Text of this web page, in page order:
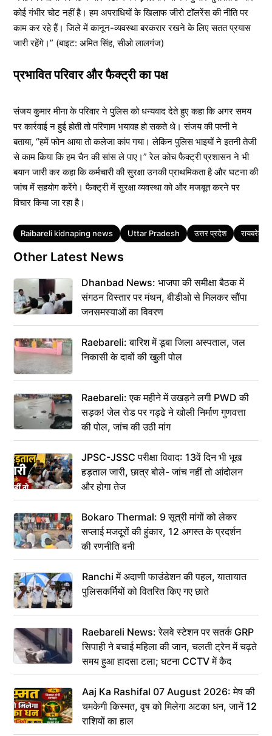
कोई गंभीर चोट नहीं है। हम अपराधियों के खिलाफ जीरो टॉलरेंस की नीति पर
काम कर रहे हैं। जिले में कानून-व्यवस्था बरकरार रखने के लिए सतत प्रयास
जारी रहेंगे।” (बाइट: अमित सिंह, सीओ लालगंज)
प्रभावित परिवार और फैक्ट्री का पक्ष
संजय कुमार मीना के परिवार ने पुलिस को धन्यवाद देते हुए कहा कि अगर समय
पर कार्रवाई न हुई होती तो परिणाम भयावह हो सकते थे। संजय की पत्नी ने
बताया, “हमें फोन आया तो कलेजा कांप गया। लेकिन पुलिस भाइयों ने इतनी तेजी
से काम किया कि हम चैन की सांस ले पाए।” रेल कोच फैक्ट्री प्रशासन ने भी
बयान जारी कर कहा कि कर्मचारी की सुरक्षा उनकी प्राथमिकता है और घटना की
जांच में सहयोग करेंगे। फैक्ट्री में सुरक्षा व्यवस्था को और मजबूत करने पर
विचार किया जा रहा है।
Tags
Raibareli kidnaping news Uttar Pradesh उत्तर प्रदेश रायबरेली
Other Latest News
Dhanbad News: भाजपा की समीक्षा बैठक में
संगठन विस्तार पर मंथन, बीडीओ से मिलकर सौंपा
जनसमस्याओं का विवरण
Raebareli: बारिश में डूबा जिला अस्पताल, जल
निकासी के दावों की खुली पोल
Raebareli: एक महीने में उखड़ने लगी PWD की
सड़क! जेल रोड पर गड्ढे ने खोली निर्माण गुणवत्ता
की पोल, जांच की उठी मांग
JPSC-JSSC परीक्षा विवाद: 13वें दिन भी भूख
हड़ताल जारी, छात्र बोले- जांच नहीं तो आंदोलन
और होगा तेज
Bokaro Thermal: 9 सूत्री मांगों को लेकर
सप्लाई मजदूरों की हुंकार, 12 अगस्त के प्रदर्शन
की रणनीति बनी
Ranchi में अदाणी फाउंडेशन की पहल, यातायात
पुलिसकर्मियों को वितरित किए गए छाते
Raebareli News: रेलवे स्टेशन पर सतर्क GRP
सिपाही ने बचाई महिला की जान, चलती ट्रेन में चढ़ते
समय हुआ हादसा टला; घटना CCTV में कैद
Aaj Ka Rashifal 07 August 2026: मेष की
चमकेगी किस्मत, वृष को मिलेगा अटका धन, जानें 12
राशियों का हाल